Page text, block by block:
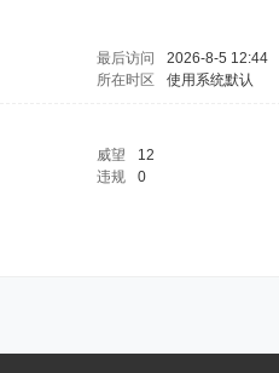
最后访问
2026-8-5 12:44
所在时区 使用系统默认
威望
12
违规
0